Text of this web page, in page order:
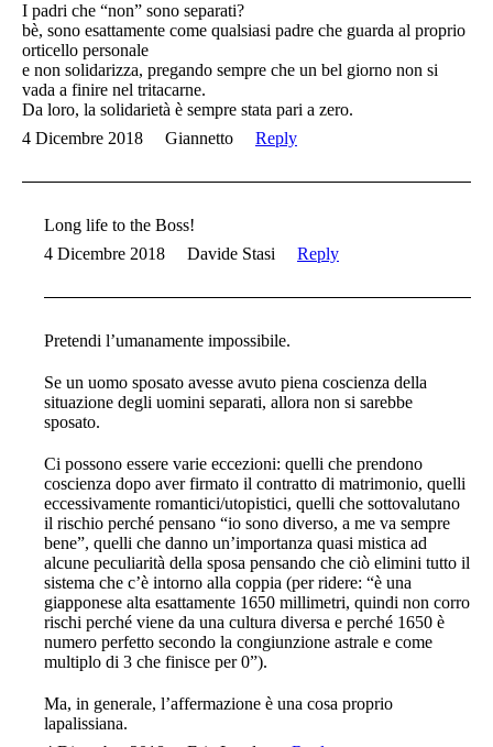
I padri che “non” sono separati?
bè, sono esattamente come qualsiasi padre che guarda al proprio
orticello personale
e non solidarizza, pregando sempre che un bel giorno non si
vada a finire nel tritacarne.
Da loro, la solidarietà è sempre stata pari a zero.
4 Dicembre 2018
Giannetto Reply
Long life to the Boss!
4 Dicembre 2018
Davide Stasi Reply
Pretendi l’umanamente impossibile.
Se un uomo sposato avesse avuto piena coscienza della
situazione degli uomini separati, allora non si sarebbe
sposato.
Ci possono essere varie eccezioni: quelli che prendono
coscienza dopo aver firmato il contratto di matrimonio, quelli
eccessivamente romantici/utopistici, quelli che sottovalutano
il rischio perché pensano “io sono diverso, a me va sempre
bene”, quelli che danno un’importanza quasi mistica ad
alcune peculiarità della sposa pensando che ciò elimini tutto il
sistema che c’è intorno alla coppia (per ridere: “è una
giapponese alta esattamente 1650 millimetri, quindi non corro
rischi perché viene da una cultura diversa e perché 1650 è
numero perfetto secondo la congiunzione astrale e come
multiplo di 3 che finisce per 0”).
Ma, in generale, l’affermazione è una cosa proprio
lapalissiana.